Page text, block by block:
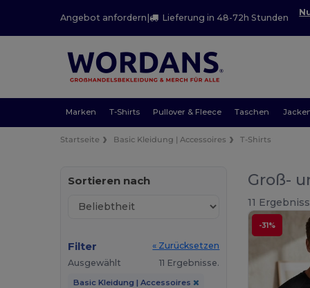
Angebot anfordern | Lieferung in 48-72h Stunden
Marken T-Shirts Pullover & Fleece Taschen
Startseite Basic Kleidung | Accessoires T-Shirts
Sortieren nach
Filter
« Zurücksetzen
Ausgewählt
11 Ergebnisse.
Basic Kleidung | Accessoires
Groß-
11
-31%